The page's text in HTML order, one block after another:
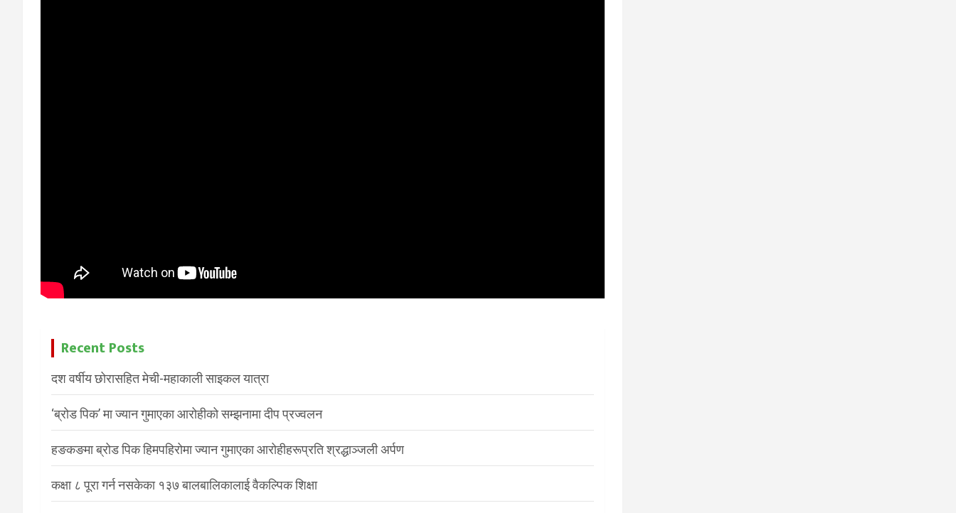
Recent Posts
दश वर्षीय छोरासहित मेची-महाकाली साइकल यात्रा
‘ब्रोड पिक’ मा ज्यान गुमाएका आरोहीको सम्झनामा दीप प्रज्वलन
हङकङमा ब्रोड पिक हिमपहिरोमा ज्यान गुमाएका आरोहीहरूप्रति श्रद्धाञ्जली अर्पण
कक्षा ८ पूरा गर्न नसकेका १३७ बालबालिकालाई वैकल्पिक शिक्षा